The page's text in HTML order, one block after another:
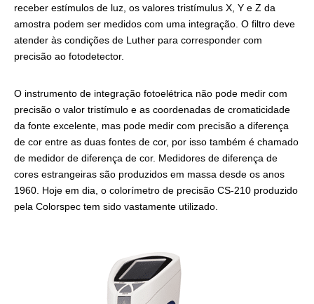
receber estímulos de luz, os valores tristímulus X, Y e Z da
amostra podem ser medidos com uma integração. O filtro deve
atender às condições de Luther para corresponder com
precisão ao fotodetector.
O instrumento de integração fotoelétrica não pode medir com
precisão o valor tristímulo e as coordenadas de cromaticidade
da fonte excelente, mas pode medir com precisão a diferença
de cor entre as duas fontes de cor, por isso também é chamado
de medidor de diferença de cor. Medidores de diferença de
cores estrangeiras são produzidos em massa desde os anos
1960. Hoje em dia, o colorímetro de precisão CS-210 produzido
pela Colorspec tem sido vastamente utilizado.